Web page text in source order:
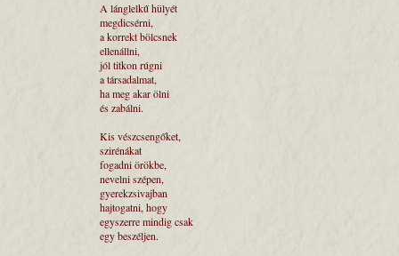
A lánglelkű hülyét
megdicsérni,
a korrekt bölcsnek
ellenállni,
jól titkon rúgni
a társadalmat,
ha meg akar ölni
és zabálni.
Kis vészcsengőket,
szirénákat
fogadni örökbe,
nevelni szépen,
gyerekzsivajban
hajtogatni, hogy
egyszerre mindig csak
egy beszéljen.